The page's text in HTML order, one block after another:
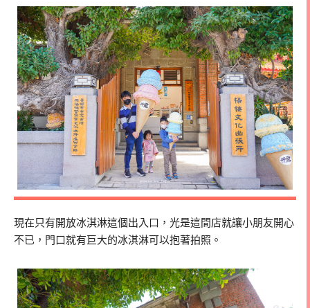
現在只有開放冰淇淋這個出入口，光是這間店就讓小朋友開心
不已，門口就有巨大的冰淇淋可以抱著拍照。